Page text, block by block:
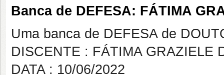
Banca de DEFESA: FÁTIMA
Uma banca de DEFESA de
DISCENTE : FÁTIMA GRAZIELE
DATA : 10/06/2022